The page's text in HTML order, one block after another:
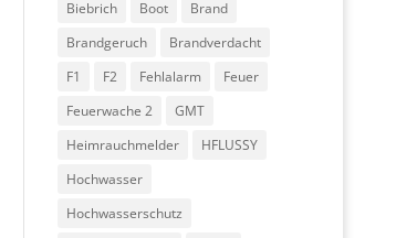
Biebrich
Boot
Brand
Brandgeruch
Brandverdacht
F1
F2 Fehlalarm
Feuer
Feuerwache 2
GMT
Heimrauchmelder
HFLUSSY
Hochwasser
Hochwasserschutz